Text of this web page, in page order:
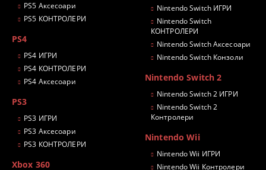
PS5 Аксесоари
PS5 КОНТРОЛЕРИ
PS4
PS4 ИГРИ
PS4 КОНТРОЛЕРИ
PS4 Аксесоари
PS3
PS3 ИГРИ
PS3 Аксесоари
PS3 КОНТРОЛЕРИ
Xbox 360
Nintendo Switch ИГРИ
Nintendo Switch
КОНТРОЛЕРИ
Nintendo Switch Аксесоари
Nintendo Switch Конзоли
Nintendo Switch 2
Nintendo Switch 2 ИГРИ
Nintendo Switch 2
Контролери
Nintendo Wii
Nintendo Wii ИГРИ
Nintendo Wii Контролери